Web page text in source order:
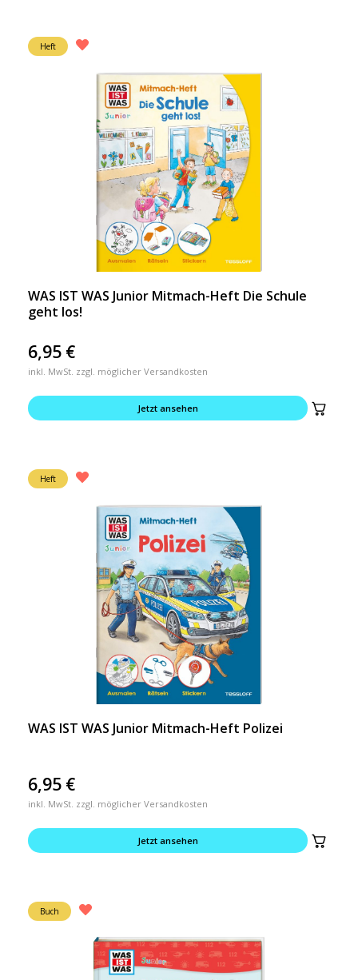
Heft
WAS IST WAS Junior Mitmach-Heft Die Schule
geht los!
6,95 €
inkl. MwSt. zzgl. möglicher Versandkosten
Jetzt ansehen
Heft
WAS IST WAS Junior Mitmach-Heft Polizei
6,95 €
inkl. MwSt. zzgl. möglicher Versandkosten
Jetzt ansehen
Buch